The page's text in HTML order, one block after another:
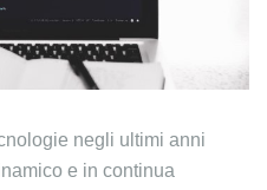
negli ultimi anni
e in continua